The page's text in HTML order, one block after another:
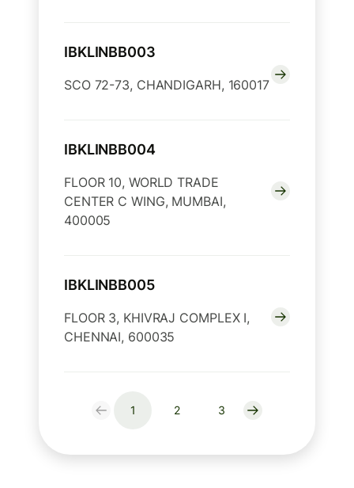
IBKLINBB003
SCO 72-73, CHANDIGARH, 160017
IBKLINBB004
FLOOR 10, WORLD TRADE
CENTER C WING, MUMBAI,
400005
IBKLINBB005
FLOOR 3, KHIVRAJ COMPLEX I,
CHENNAI, 600035
1 2 3